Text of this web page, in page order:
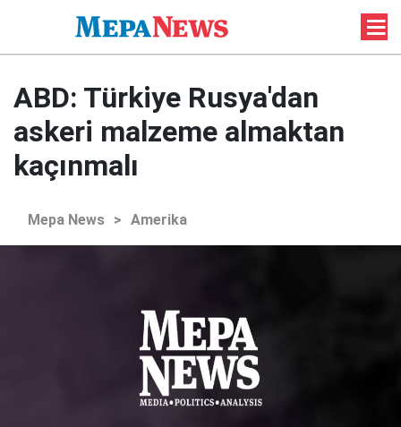
ABD: Türkiye Rusya'dan
askeri malzeme almaktan
kaçınmalı
Mepa News > Amerika